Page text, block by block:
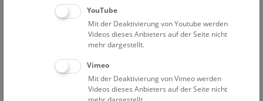
Eine Nacht im Museum
YouTube
Mit der Deaktivierung von Youtube werden
Videos dieses Anbieters auf der Seite nicht
mehr dargestellt.
Vimeo
Mit der Deaktivierung von Vimeo werden
Videos dieses Anbieters auf der Seite nicht